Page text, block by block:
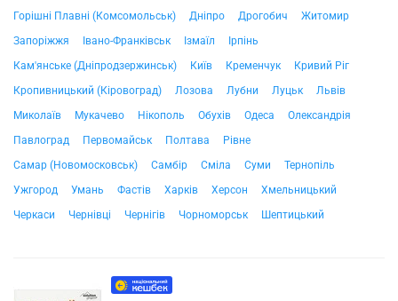
Горішні Плавні (Комсомольськ)
Дніпро Дрогобич
Житомир
Запоріжжя
Івано-Франківськ Ізмаїл
Ірпінь
Кам'янське (Дніпродзержинськ)
Київ Кременчук
Кривий Ріг
Кропивницький (Кіровоград)
Лозова Лубни Луцьк
Львів
Миколаїв
Мукачево Нікополь Обухів Одеса
Олександрія
Павлоград
Первомайськ Полтава
Рівне
Самар (Новомосковськ)
Самбір Сміла Суми
Тернопіль
Ужгород
Умань Фастів Харків Херсон
Хмельницький
Черкаси
Чернівці Чернігів Чорноморськ Шептицький